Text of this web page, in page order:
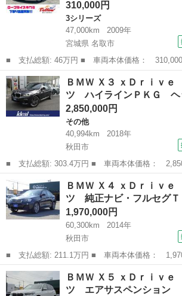
310,000円
3シリーズ
47,000km
2009年
宮城県 名取市
■ 支払総額: 46万円 ■ 車両本体価格： 310,000 円 ■ メーカー
名： ＢＭＷ ■ 車種名： ３シリーズ ■ グレ
ｉ 距離４７０００キロ 関東仕入れ ＨＤＤ
プッシュスタート ...
宮城 名取市
ＢＭＷ Ｘ３ ｘＤｒｉｖ
ツ ハイラインＰＫＧ ヘ
2,850,000円
その他
40,994km
2018年
秋田市
■ 支払総額: 303.4万円 ■ 車両本体価格： 2,850,000 円 ■ メーカ
ー名： ＢＭＷ ■ 車種名： Ｘ３ ■ グレード
ｅ ２０ｄ Ｍスポーツ ハイラインＰＫＧ ヘッ
レイ ３６...
秋田 秋田市
ＢＭＷ Ｘ４ ｘＤｒｉｖ
ツ 純正ナビ・フルセグ
1,970,000円
60,300km
2014年
秋田市
■ 支払総額: 211.1万円 ■ 車両本体価格： 1,970,000 円 ■ メーカ
ー名： ＢＭＷ ■ 車種名： Ｘ４ ■ グレード
ｅ ２８ｉ Ｍスポーツ 純正ナビ・フルセグＴ
ＥＴＣ・純...
秋田 秋田市
ＢＭＷ Ｘ５ ｘＤｒｉｖ
ツ エアサスペンション